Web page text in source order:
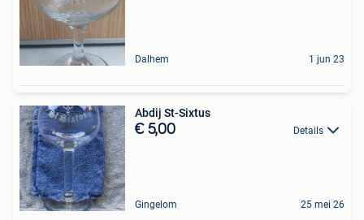
Dalhem 1 jun 23
Abdij St-Sixtus
€ 5,00 Details
Gingelom 25 mei 26